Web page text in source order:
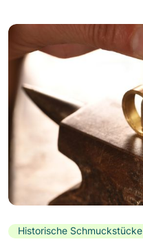
Historische Schmuckstücke